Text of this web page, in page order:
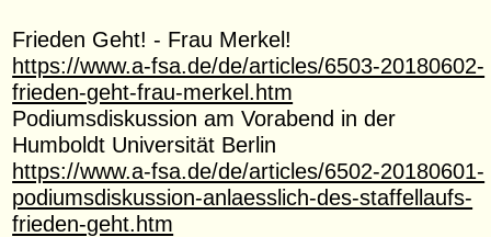
Frieden Geht! - Frau Merkel!
https://www.a-fsa.de/de/articles/6503-20180602-
frieden-geht-frau-merkel.htm
Podiumsdiskussion am Vorabend in der
Humboldt Universität Berlin
https://www.a-fsa.de/de/articles/6502-20180601-
podiumsdiskussion-anlaesslich-des-staffellaufs-
frieden-geht.htm